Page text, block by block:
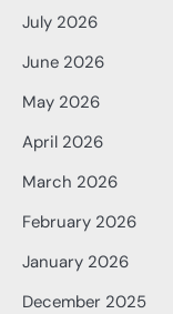
July 2026
June 2026
May 2026
April 2026
March 2026
February 2026
January 2026
December 2025